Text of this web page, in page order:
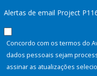
Alertas de email Project
Concordo com os termos do
dados pessoais sejam
assinar as atualizações